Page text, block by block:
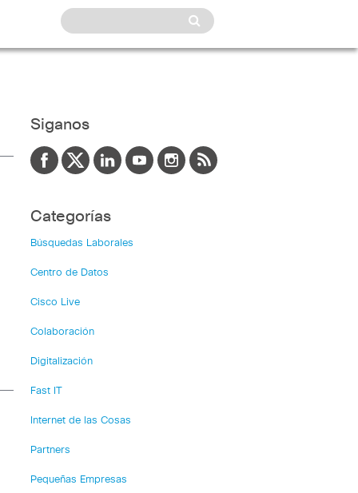
Siganos
Categorías
Búsquedas Laborales
Centro de Datos
Cisco Live
Colaboración
Digitalización
Fast IT
Internet de las Cosas
Partners
Pequeñas Empresas